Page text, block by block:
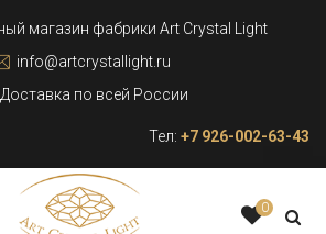
магазин фабрики Art Crystal Light
info@artcrystallight.ru
Доставка по всей России
Тел: +7 926-002-63-43
0